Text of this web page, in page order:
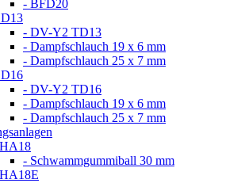
- BFD20
- DV-Y2 TD13
- Dampfschlauch 19 x 6 mm
- Dampfschlauch 25 x 7 mm
- DV-Y2 TD16
- Dampfschlauch 19 x 6 mm
- Dampfschlauch 25 x 7 mm
- Schwammgummiball 30 mm